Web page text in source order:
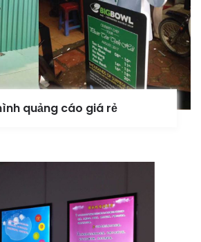
quảng cáo giá rẻ